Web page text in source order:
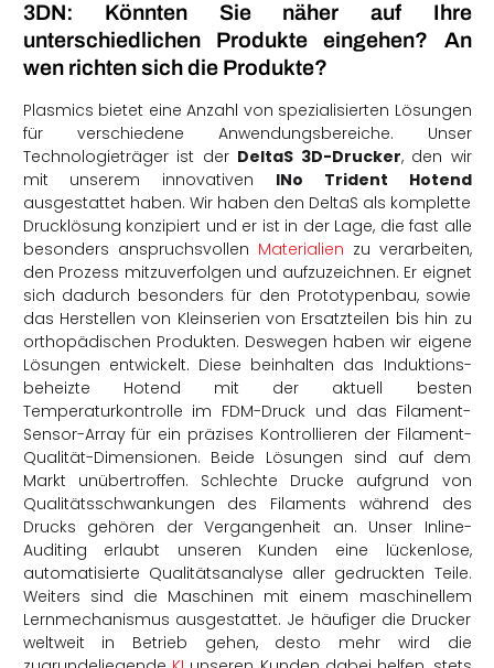
3DN: Könnten Sie näher auf Ihre
unterschiedlichen Produkte eingehen? An
wen richten sich die Produkte?
Plasmics bietet eine Anzahl von spezialisierten Lösungen
für verschiedene Anwendungsbereiche. Unser
Technologieträger ist der DeltaS 3D-Drucker, den wir
mit unserem innovativen INo Trident Hotend
ausgestattet haben. Wir haben den DeltaS als komplette
Drucklösung konzipiert und er ist in der Lage, die fast alle
besonders anspruchsvollen Materialien zu verarbeiten,
den Prozess mitzuverfolgen und aufzuzeichnen. Er eignet
sich dadurch besonders für den Prototypenbau, sowie
das Herstellen von Kleinserien von Ersatzteilen bis hin zu
orthopädischen Produkten. Deswegen haben wir eigene
Lösungen entwickelt. Diese beinhalten das Induktions-
beheizte Hotend mit der aktuell besten
Temperaturkontrolle im FDM-Druck und das Filament-
Sensor-Array für ein präzises Kontrollieren der Filament-
Qualität-Dimensionen. Beide Lösungen sind auf dem
Markt unübertroffen. Schlechte Drucke aufgrund von
Qualitätsschwankungen des Filaments während des
Drucks gehören der Vergangenheit an. Unser Inline-
Auditing erlaubt unseren Kunden eine lückenlose,
automatisierte Qualitätsanalyse aller gedruckten Teile.
Weiters sind die Maschinen mit einem maschinellem
Lernmechanismus ausgestattet. Je häufiger die Drucker
weltweit in Betrieb gehen, desto mehr wird die